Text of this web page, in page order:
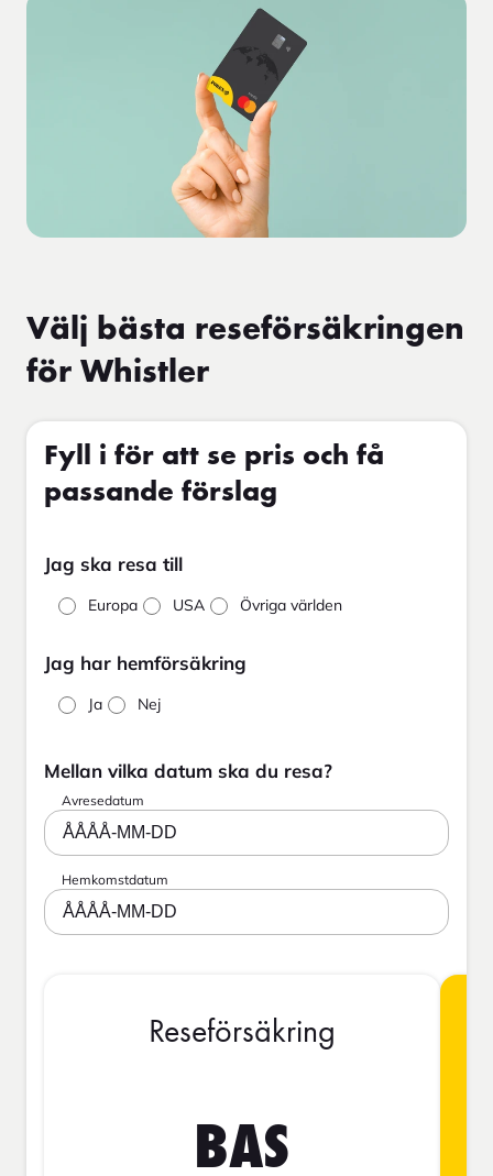
Välj bästa reseförsäkringen
för Whistler
Fyll i för att se pris och få
passande förslag
Jag ska resa till
Europa USA Övriga världen
Jag har hemförsäkring
Ja Nej
Mellan vilka datum ska du resa?
Avresedatum
ÅÅÅÅ-MM-DD
Hemkomstdatum
ÅÅÅÅ-MM-DD
Reseförsäkring
BAS